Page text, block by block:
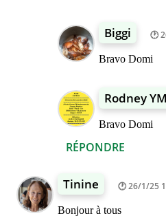
RÉPONDRE
Biggi
Bravo Domi
Rodney
Bravo Domi
Tinine 26/1/25
Bonjour à tous